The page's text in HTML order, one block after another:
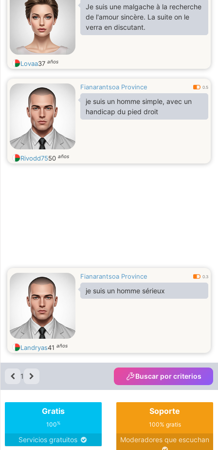
Je suis une malgache à la recherche
de l'amour sincère. La suite on le
verra en discutant.
Lovaa37 años
Fianarantsoa Province 0.5
je suis un homme simple, avec un
handicap du pied droit
Rivodd7550 años
Fianarantsoa Province 0.3
je suis un homme sérieux
Landryas41 años
1 Buscar por criterios
Gratis
100%
Servicios gratuitos
Soporte
100% gratis
Moderadores que escuchan